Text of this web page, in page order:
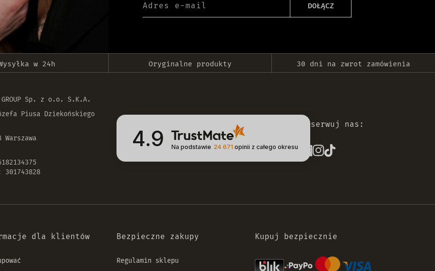
Adres e-mail DOŁĄCZ
w 24h Oryginalne produkty 30 dni na zwrot zamówienia
GROUP Sp. z o.o. S.K.A.
Piusa Dziekońskiego
Warszawa
301743828
4.9 Na podstawie 24 671 opinii z całego okresu
Obserwuj nas:
dla klientów Bezpieczne zakupy
Regulamin sklepu
Kupuj bezpiecznie